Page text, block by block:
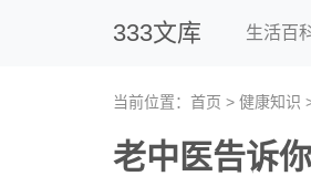
333文库 生活百
当前位置： 首页 > 健康知识
老中医告诉